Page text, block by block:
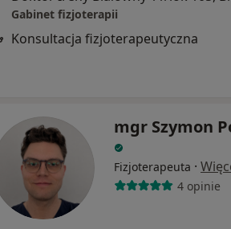
Gabinet fizjoterapii
Konsultacja fizjoterapeutyczna
mgr Szymon
Fizjoterapeuta ·
4 opinie